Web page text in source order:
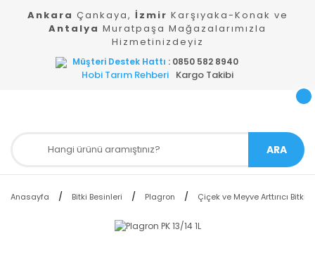
Ankara Çankaya, İzmir Karşıyaka-Konak ve
Antalya Muratpaşa Mağazalarımızla
Hizmetinizdeyiz
Müşteri Destek Hattı : 0850 582 8940
Hobi Tarım Rehberi Kargo Takibi
ARA
Anasayfa Bitki Besinleri Plagron Çiçek ve Meyve Arttırıcı Bitki